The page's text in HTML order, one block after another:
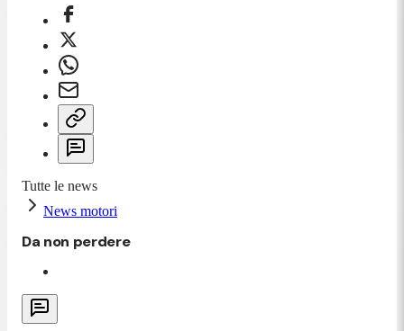
Tutte le news
News motori
Da non perdere